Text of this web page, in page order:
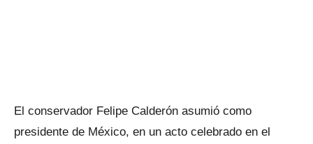
El conservador Felipe Calderón asumió como
presidente de México, en un acto celebrado en el